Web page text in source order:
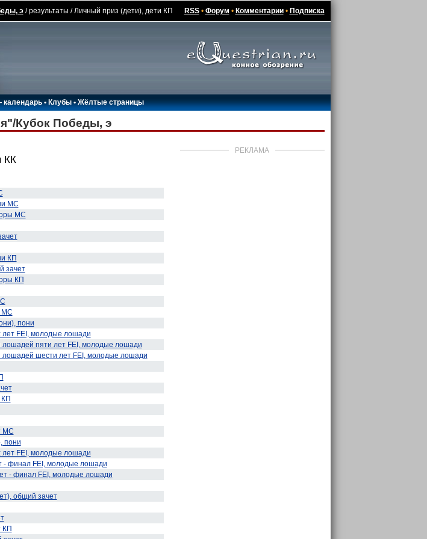
э/ результаты / Личный приз (дети), дети КП RSS• Форум • Комментарии• Подписка
•Клубы •Жёлтые страницы
Кубок Победы, э
РЕКЛАМА
КК
МС
МС
КП
зачет
КП
МС
пони
FEI, молодые лошади
лошадей пяти лет FEI, молодые лошади
лошадей шести лет FEI, молодые лошади
МС
пони
FEI, молодые лошади
- финал FEI, молодые лошади
- финал FEI, молодые лошади
общий зачет
КП